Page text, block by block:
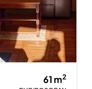
61 m2